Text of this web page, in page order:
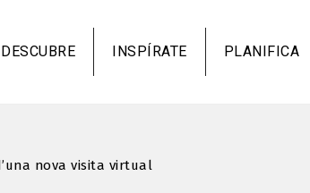
DESCUBRE INSPÍRATE PLANIFICA
nova visita virtual